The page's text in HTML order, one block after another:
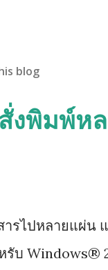
blog
งพิมพ์ห
รไปหลายแผ่น
รับ Windows®